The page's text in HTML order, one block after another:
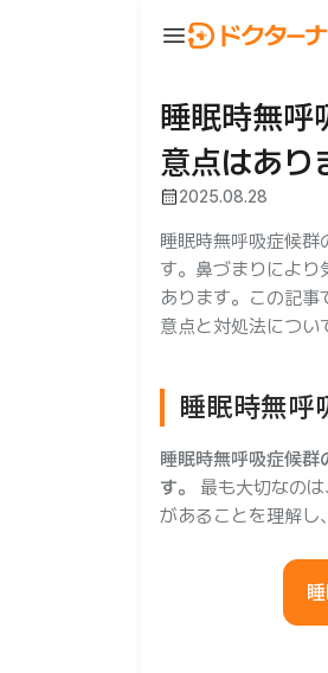
menu
睡眠時無呼
意点はあり
calendar_month2025.08.28
睡眠時無呼吸症候群
す。鼻づまりにより
あります。この記
意点と対処法につい
睡眠時無呼
睡眠時無呼吸症候群
す。
最も大切なの
があることを理解し